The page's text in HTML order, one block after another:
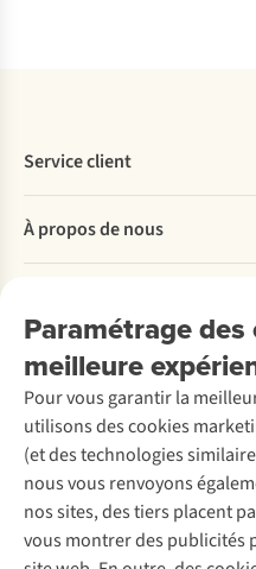
Paramétrage
meilleure
Pour vous garantir la
utilisons des cookies
(et des technologies
nous vous renvoyons
nos sites, des tiers placent
vous montrer des publicités
Service client
Commander
Payer
Retourner
Rétractation d'une commande
Entretien & réparations
Garantie
Contactez-nous
À propos de nous
Entreprise responsable
À propos d’Ayacucho
Nos magasins
À propos d’A.S.Adventure
Déclaration d'accessibilité
Location / Location sports
Seconde-main
Entretien de ski
Service de lavage
Entretien de chaussures
Réparation de chaussures
Réparation de vêtements
Retouches
Découvrez
A.S.Magazine
Explore Camp
Expertise & conseils
Abonnez-vous à la